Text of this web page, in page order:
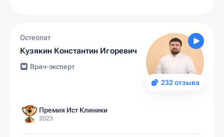
232 отзыва
Остеопат
Кузякин Константин Игоревич
Врач-эксперт
Премия Ист Клиники
2023